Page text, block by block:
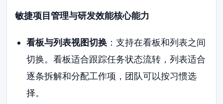
敏捷项目管理与研发效能核心能力
看板与列表视图切换：支持在看板和列表之间
切换。看板适合跟踪任务状态流转，列表适合
逐条拆解和分配工作项，团队可以按习惯选
择。